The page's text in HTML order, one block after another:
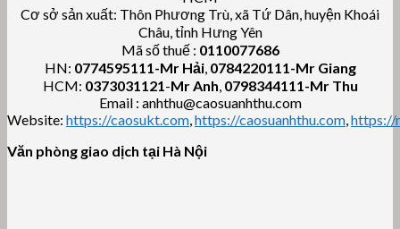
Cơ sở sản xuất: Thôn Phương Trù, xã Tứ Dân, huyện Khoái
Châu, tỉnh Hưng Yên
Mã số thuế : 0110077686
HN: 0774595111-Mr Hải, 0784220111-Mr Giang
HCM: 0373031121-Mr Anh, 0798344111-Mr Thu
Email : anhthu@caosuanhthu.com
Website: https://caosukt.com,https://caosuanhthu.com,https://
Văn phòng giao dịch tại Hà Nội